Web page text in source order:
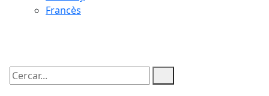
Francès
Cercar: